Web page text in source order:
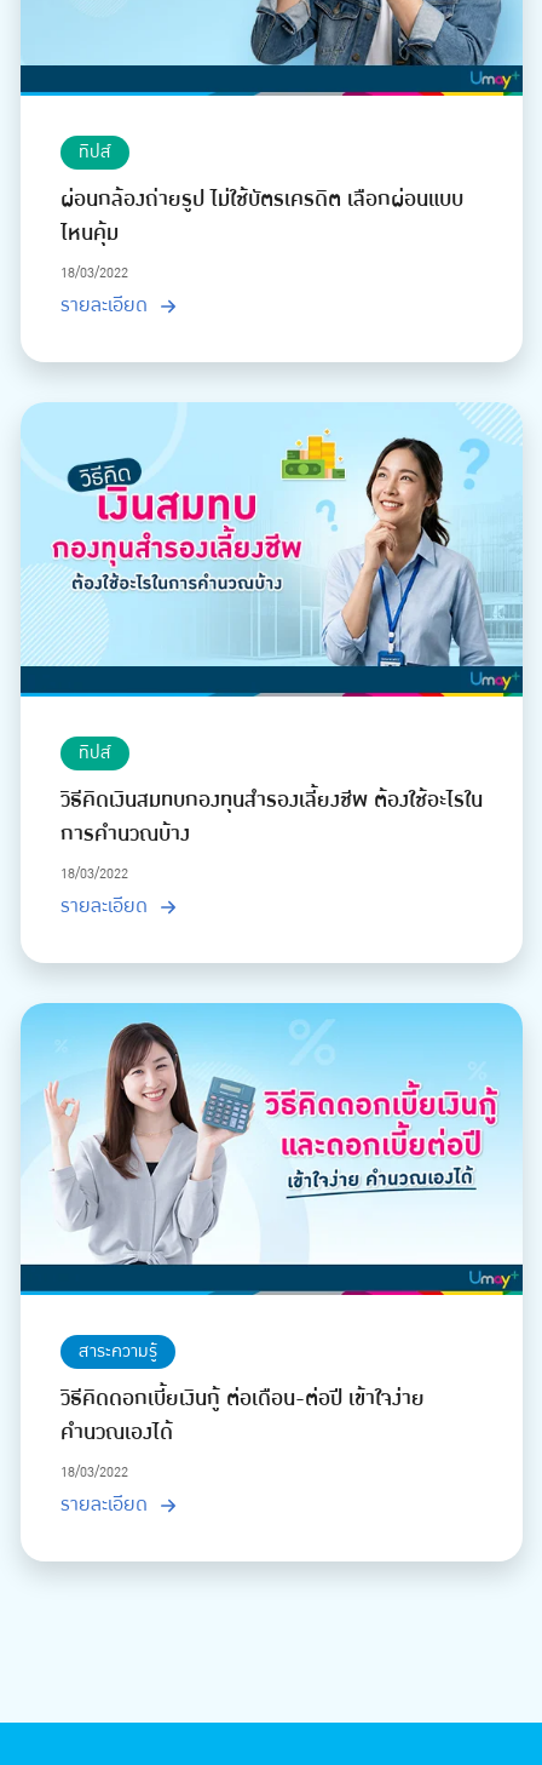
ทิปส์
ผ่อนกล้องถ่ายรูป ไม่ใช้บัตรเครดิต เลือกผ่อนแบบ
ไหนคุ้ม
18/03/2022
รายละเอียด
ทิปส์
วิธีคิดเงินสมทบกองทุนสำรองเลี้ยงชีพ ต้องใช้อะไรใน
การคำนวณบ้าง
18/03/2022
รายละเอียด
สาระความรู้
วิธีคิดดอกเบี้ยเงินกู้ ต่อเดือน-ต่อปี เข้าใจง่าย
คำนวณเองได้
18/03/2022
รายละเอียด